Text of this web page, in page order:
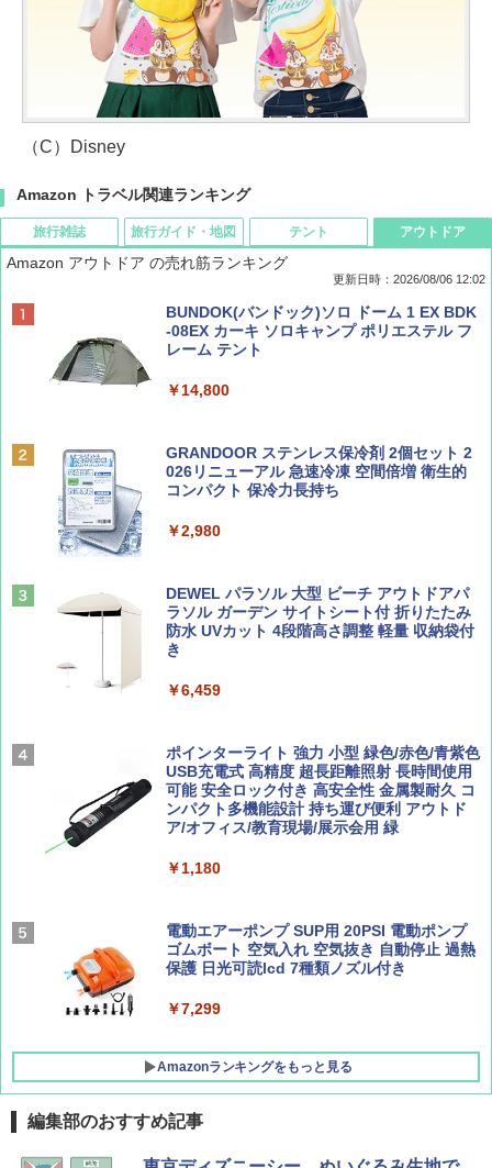
（C）Disney
Amazon トラベル関連ランキング
旅行雑誌
ディズニーファン ２０２６年 ９月号 [雑
誌] (ＤＩＳＮＥＹ ＦＡＮ)
Coyote No.89 特集 星野道夫 夢見る旅
￥1,540
山と溪谷 2026年8月号「南アルプス大全」
￥1,540
集】ボーイング110周年を祝して！
￥1,760
BE-PAL(ビ-パル) 2026年 9 月号【特別付録:
￥1,500
旅行ガイド・地図
D40 地球の歩き方 チェンマイ タイ北部の魅
力的な町 2026～2027 地球の歩き方D アジア
A09 地球の歩き方 イタリア 2026～2027 地
球の歩き方A ヨーロッパ
A26 地球の歩き方 チェコ ポーランド スロヴ
ァキア 2026～2027 地球の歩き方A ヨーロッ
パ
￥2,695
新しい日本地理 地図・統計・移動から読み
￥1,540
テント
[キャンパーズコレクション 山善] ポップアッ
プテント 傘みたいに広げて畳める パッとサ
ッとサンシェード キューブ フルクローズ メ
&ハイキング カーキ PATC-150(KH)
PYKES PEAK (パイクスピーク) 着替えテン
人用 折りたたみ 防災グッズ 災害用トイレ ビ
￥-
テント ワンタッチ RENEW 幅200 2-3人用 43
￥5,499
[キャンパーズコレクション 山善] 傘みたいに
広げるだけ パッとサッとテント ブラックコ
簡単設置 ポップアップテント エクルベージ
￥8,991
X 2人用 3人用 キャンプ アウトドア フェス
￥20,718
アウトドア
Amazon アウトドア の売れ筋ランキング
更新日時：2026/08/06 12:02
BUNDOK(バンドック)ソロ ドーム 1 EX BDK
-08EX カーキ ソロキャンプ ポリエステル フ
レーム テント
￥14,800
GRANDOOR ステンレス保冷剤 2個セット 2
026リニューアル 急速冷凍 空間倍増 衛生的
コンパクト 保冷力長持ち
￥2,980
DEWEL パラソル 大型 ビーチ アウトドアパ
ラソル ガーデン サイトシート付 折りたたみ
防水 UVカット 4段階高さ調整 軽量 収納袋付
き
￥6,459
ポインターライト 強力 小型 緑色/赤色/青紫色
USB充電式 高精度 超長距離照射 長時間使用
可能 安全ロック付き 高安全性 金属製耐久 コ
ンパクト多機能設計 持ち運び便利 アウトド
ア/オフィス/教育現場/展示会用 緑
￥1,180
電動エアーポンプ SUP用 20PSI 電動ポンプ
ゴムボート 空気入れ 空気抜き 自動停止 過熱
保護 日光可読lcd 7種類ノズル付き
￥7,299
Amazonランキングをもっと見る
編集部のおすすめ記事